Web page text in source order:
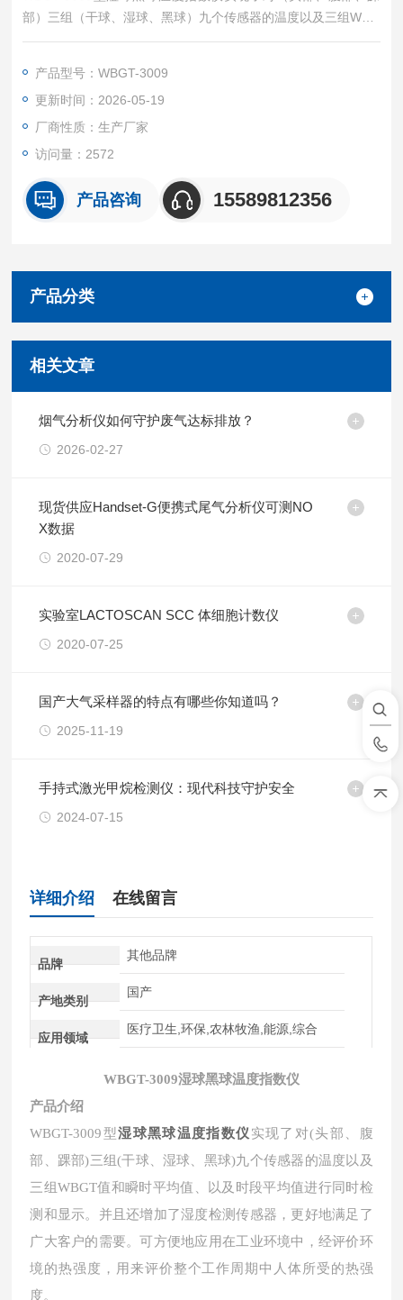
部）三组（干球、湿球、黑球）九个传感器的温度以及三组WBG
T值和瞬时平均值、以及时段平均值进行同时检测和显示。并且
便地应用在工业环境中，经评价环境的热强度，用来评价整个工
作周期中人体所受的热强度。
产品型号：WBGT-3009
更新时间：2026-05-19
厂商性质：生产厂家
访问量：2572
产品咨询 15589812356
产品分类
相关文章
烟气分析仪如何守护废气达标排放？
2026-02-27
现货供应Handset-G便携式尾气分析仪可测NO
X数据
2020-07-29
实验室LACTOSCAN SCC 体细胞计数仪
2020-07-25
国产大气采样器的特点有哪些你知道吗？
2025-11-19
手持式激光甲烷检测仪：现代科技守护安全
2024-07-15
详细介绍 在线留言
品牌
其他品牌
产地类别
国产
应用领域
医疗卫生,环保,农林牧渔,能源,综合
WBGT-3009湿球黑球温度指数仪
产品介绍
WBGT-3009型湿球黑球温度指数仪 实现了对(头部、腹
部、踝部)三组(干球、湿球、黑球)九个传感器的温度以及
三组WBGT值和瞬时平均值、以及时段平均值进行同时检
测和显示。并且还增加了湿度检测传感器，更好地满足了
广大客户的需要。可方便地应用在工业环境中，经评价环
境的热强度 ， 用来评价整个工作周期中人体所受的热强
度。